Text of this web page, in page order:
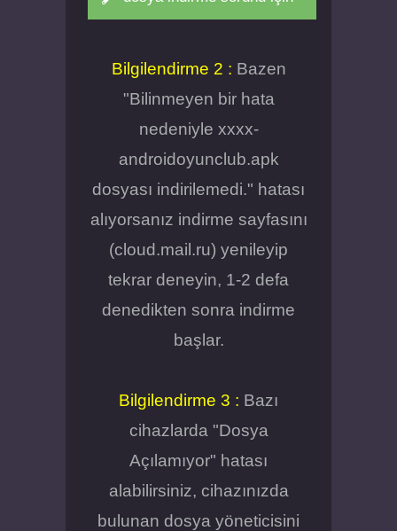
Bilgilendirme 2 : Bazen
"Bilinmeyen bir hata
nedeniyle xxxx-
androidoyunclub.apk
dosyası indirilemedi." hatası
alıyorsanız indirme sayfasını
(cloud.mail.ru) yenileyip
tekrar deneyin, 1-2 defa
denedikten sonra indirme
başlar.
Bilgilendirme 3 : Bazı
cihazlarda "Dosya
Açılamıyor" hatası
alabilirsiniz, cihazınızda
bulunan dosya yöneticisini